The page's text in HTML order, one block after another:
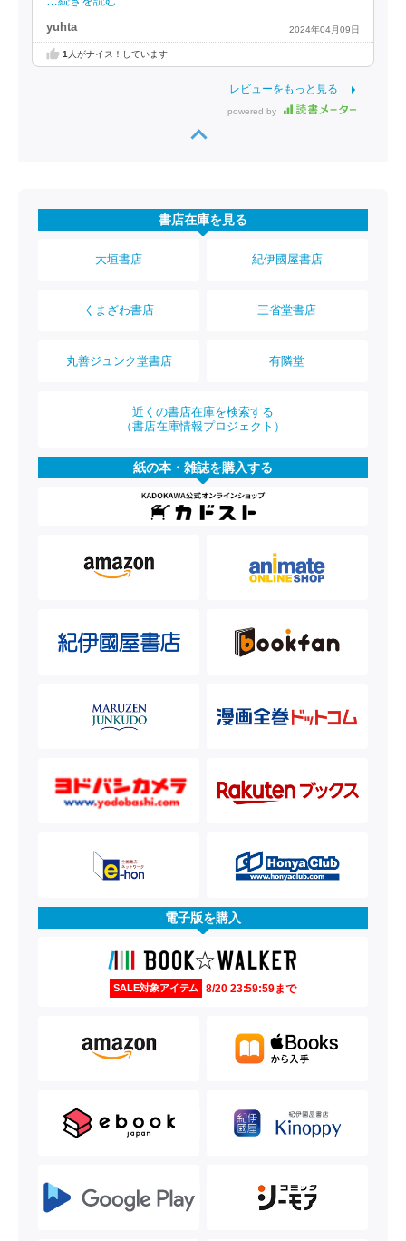
yuhta 2024年04月09日
1 人がナイス！しています
レビューをもっと見る
powered by
書店在庫を見る
大垣書店 紀伊國屋書店
くまざわ書店 三省堂書店
丸善ジュンク堂書店 有隣堂
近くの書店在庫を検索する
（書店在庫情報プロジェクト）
紙の本・雑誌を購入する
電子版を購入
SALE対象アイテム 8/20 23:59:59まで